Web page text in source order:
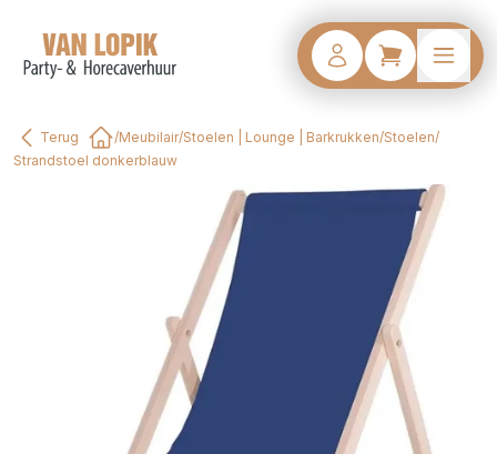
Terug
Home
/Meubilair/Stoelen | Lounge | Barkrukken/Stoelen/
Strandstoel donkerblauw